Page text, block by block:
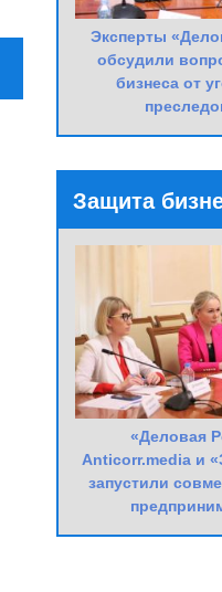
Эксперты
обсудили
бизнеса от
Защита
«Деловая
Anticorr.media и
запустили